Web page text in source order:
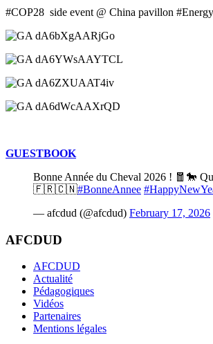
#COP28 side event @ China pavillon
GUESTBOOK
Bonne Année du Cheval 2026 ! 🧧🐎
🇫🇷🇨🇳#BonneAnnee
— afcdud (@afcdud) February 17, 2026
AFCDUD
AFCDUD
Actualité
Pédagogiques
Vidéos
Partenaires
Mentions légales